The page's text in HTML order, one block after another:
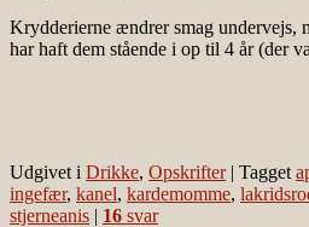
Krydderierne ændrer smag undervejs,
har haft dem stående i op til 4 år (der
Udgivet i Drikke, Opskrifter | Tagget
ingefær, kanel, kardemomme,
stjerneanis | 16 svar